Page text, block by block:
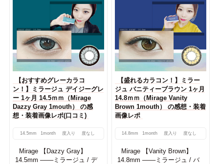
【おすすめグレーカラコ
ン！】ミラージュ デイジーグレ
ー 1ヶ月 14.5ｍｍ（Mirage
Dazzy Gray 1mouth） の感
想・装着画像レポ(口コミ)
14.5mm 1month 度入り 度なし
Mirage 【Dazzy Gray】
14.5mm ───ミラージュ / デ
【盛れるカラコン！】ミラー
ジュ バニティーブラウン 1ヶ月
14.8ｍｍ（Mirage Vanity
Brown 1mouth） の感想・装着
画像レポ
14.8mm 1month 度入り 度なし
Mirage 【Vanity Brown】
14.8mm ───ミラージュ / バ